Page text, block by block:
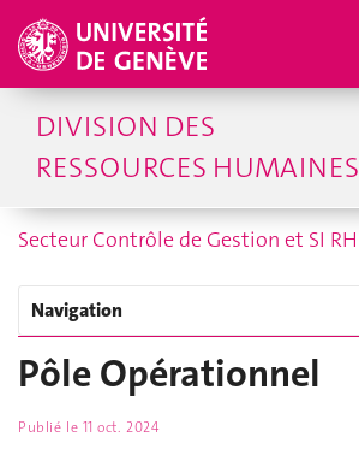
DIVISION DES
RESSOURCES HUMAINES
Secteur Contrôle de Gestion et SI RH
Navigation
Pôle Opérationnel
Publié le 11 oct. 2024